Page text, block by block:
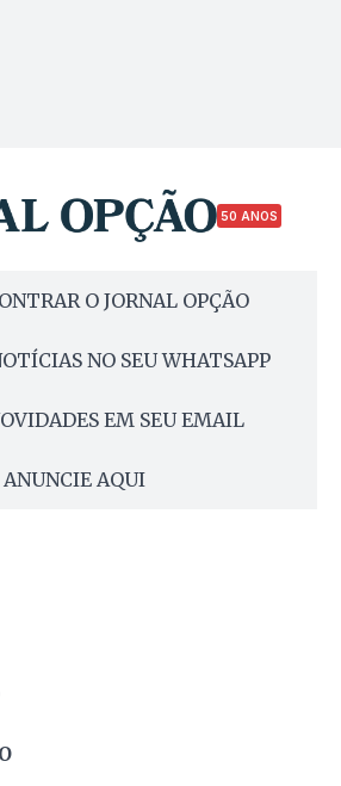
50 ANOS
O JORNAL OPÇÃO
NO SEU WHATSAPP
EM SEU EMAIL
ANUNCIE AQUI